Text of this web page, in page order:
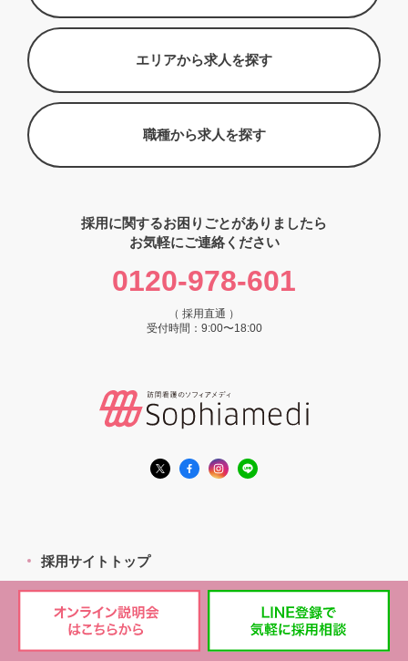
エリアから求人を探す
職種から求人を探す
採用に関するお困りごとがありましたら
お気軽にご連絡ください
0120-978-601
（ 採用直通 ）
受付時間：9:00〜18:00
採用サイトトップ
採用情報一覧
エリアから探す